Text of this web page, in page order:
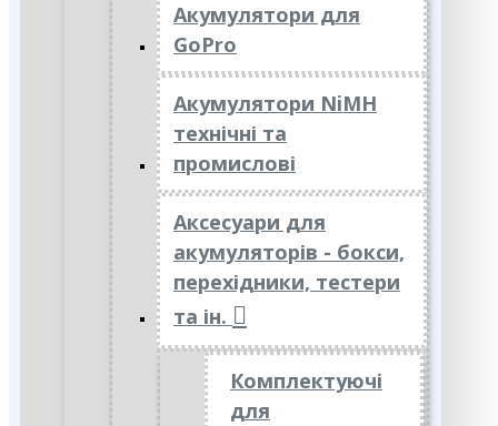
Акумулятори для
GoPro
Акумулятори NiMH
технічні та
промислові
Аксесуари для
акумуляторів - бокси,
перехідники, тестери
та ін.
Комплектуючі
для